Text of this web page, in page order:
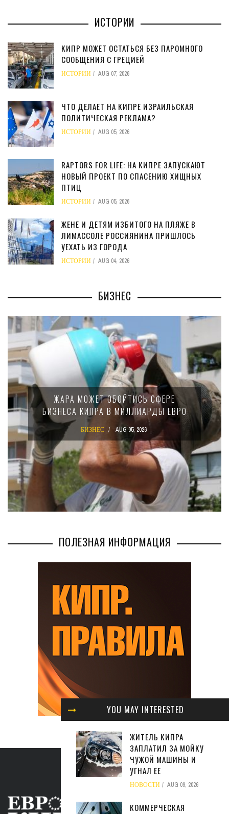
YOU MAY INTERESTED
ЖИТЕЛЬ КИПРА
ЗАПЛАТИЛ ЗА МОЙКУ
ЧУЖОЙ МАШИНЫ И
УГНАЛ ЕЕ
НОВОСТИ AUG 09, 2026
КОММЕРЧЕСКАЯ
ИСТОРИИ
КИПР МОЖЕТ ОСТАТЬСЯ БЕЗ ПАРОМНОГО
СООБЩЕНИЯ С ГРЕЦИЕЙ
ИСТОРИИ AUG 07, 2026
ЧТО ДЕЛАЕТ НА КИПРЕ ИЗРАИЛЬСКАЯ
ПОЛИТИЧЕСКАЯ РЕКЛАМА?
ИСТОРИИ AUG 05, 2026
RAPTORS FOR LIFE: НА КИПРЕ ЗАПУСКАЮТ
НОВЫЙ ПРОЕКТ ПО СПАСЕНИЮ ХИЩНЫХ
ПТИЦ
ИСТОРИИ AUG 05, 2026
ЖЕНЕ И ДЕТЯМ ИЗБИТОГО НА ПЛЯЖЕ В
ЛИМАССОЛЕ РОССИЯНИНА ПРИШЛОСЬ
УЕХАТЬ ИЗ ГОРОДА
ИСТОРИИ AUG 04, 2026
БИЗНЕС
МИНФИН КИПРА ПЕРЕПИСАЛ ЗАКОН О
15-ПРОЦЕНТНОМ НАЛОГЕ ДЛЯ
КРУПНЫХ МЕЖДУНАРОДНЫХ
КОМПАНИЙ
БИЗНЕС AUG 02, 2026
ПОЛЕЗНАЯ ИНФОРМАЦИЯ